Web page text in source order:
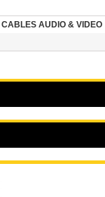
CABLES AUDIO & VIDEO